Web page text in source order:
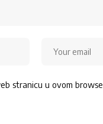
stranicu u ovom